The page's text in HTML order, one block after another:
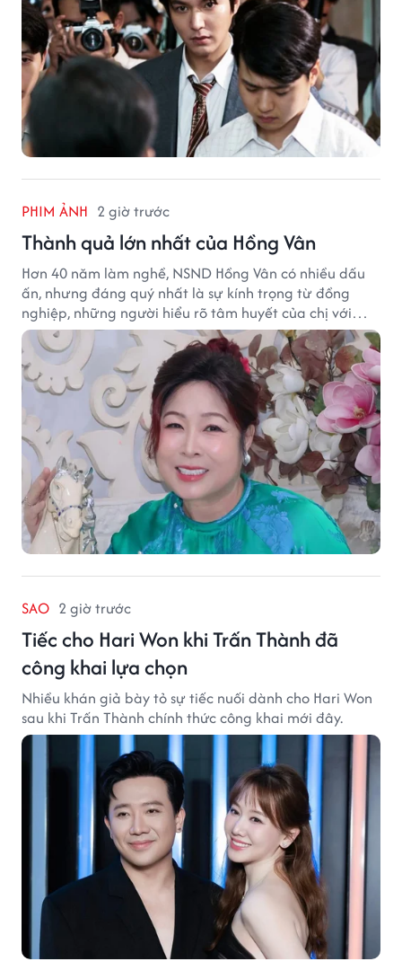
PHIM ẢNH 2 giờ trước
Thành quả lớn nhất của Hồng Vân
Hơn 40 năm làm nghề, NSND Hồng Vân có nhiều dấu
ấn, nhưng đáng quý nhất là sự kính trọng từ đồng
nghiệp, những người hiểu rõ tâm huyết của chị với
nghệ thuật.
SAO 2 giờ trước
Tiếc cho Hari Won khi Trấn Thành đã
công khai lựa chọn
Nhiều khán giả bày tỏ sự tiếc nuối dành cho Hari Won
sau khi Trấn Thành chính thức công khai mới đây.